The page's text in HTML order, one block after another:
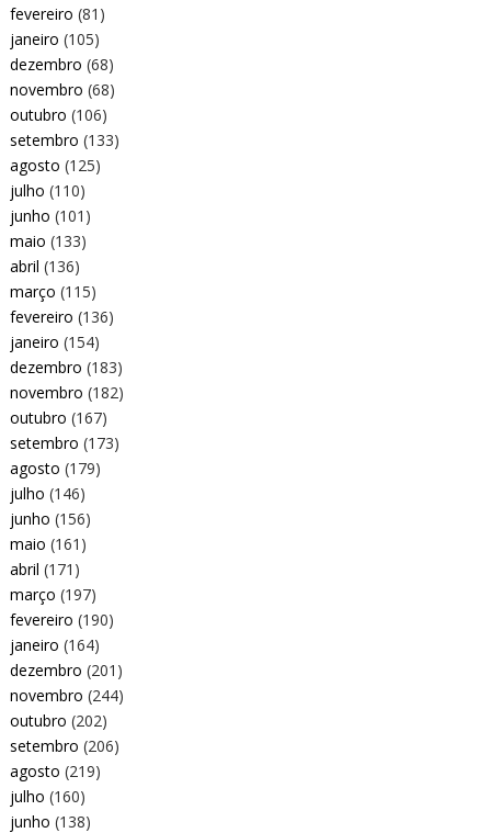
fevereiro (81)
janeiro (105)
dezembro (68)
novembro (68)
outubro (106)
setembro (133)
agosto (125)
julho (110)
junho (101)
maio (133)
abril (136)
março (115)
fevereiro (136)
janeiro (154)
dezembro (183)
novembro (182)
outubro (167)
setembro (173)
agosto (179)
julho (146)
junho (156)
maio (161)
abril (171)
março (197)
fevereiro (190)
janeiro (164)
dezembro (201)
novembro (244)
outubro (202)
setembro (206)
agosto (219)
julho (160)
junho (138)